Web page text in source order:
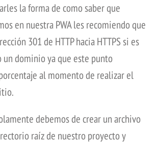
la forma de como saber que
en nuestra PWA les recomiendo que
301 de HTTP hacia HTTPS si es
un dominio ya que este punto
al momento de realizar el
debemos de crear un archivo
raíz de nuestro proyecto y